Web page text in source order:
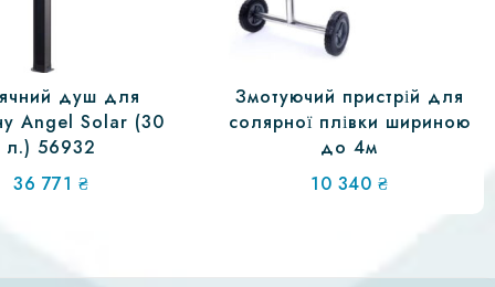
душ для
Angel Solar (30
л.) 56932
36 771 ₴
Змотуючий пристрій для
солярної плівки шириною
до 4м
10 340 ₴